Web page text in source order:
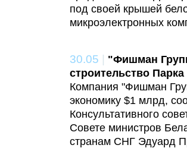
под своей крышей
микроэлектронных
30.05 | "Фишман
строительство
Компания "Фишман
экономику $1 млрд,
Консультативного
Совете министров
странам СНГ Эдуард